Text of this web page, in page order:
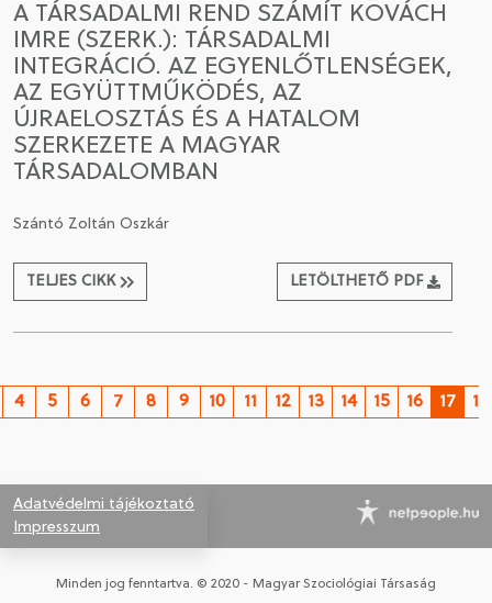
A TÁRSADALMI REND SZÁMÍT KOVÁCH
IMRE (SZERK.): TÁRSADALMI
INTEGRÁCIÓ. AZ EGYENLŐTLENSÉGEK,
AZ EGYÜTTMŰKÖDÉS, AZ
ÚJRAELOSZTÁS ÉS A HATALOM
SZERKEZETE A MAGYAR
TÁRSADALOMBAN
Szántó Zoltán Oszkár
TELJES CIKK LETÖLTHETŐ PDF
4 5 6 7 8 9 10 11 12 13 14 15 16 17 18
Adatvédelmi tájékoztató
Impresszum
Minden jog fenntartva. © 2020 - Magyar Szociológiai Társaság